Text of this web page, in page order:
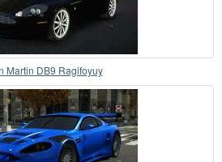
Martin DB9 Ragifoyuy